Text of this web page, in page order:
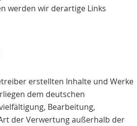
werden wir derartige Links
erstellten Inhalte und Werke
dem deutschen
Bearbeitung,
der Verwertung außerhalb der